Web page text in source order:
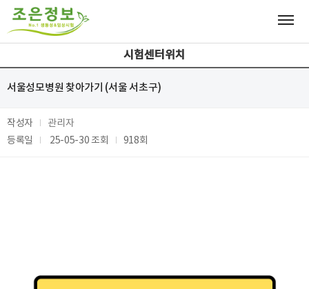
시험센터위치
서울성모병원 찾아가기 (서울 서초구)
작성자
관리자
등록일
25-05-30조회 918회